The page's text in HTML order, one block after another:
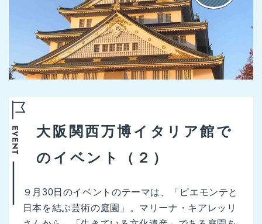
大阪関西万博イタリア館で
のイベント（２）
９月30日のイベントのテーマは、「ピエモンテと
日本を結ぶ芸術の庭園」。マリーナ・キアレッリ